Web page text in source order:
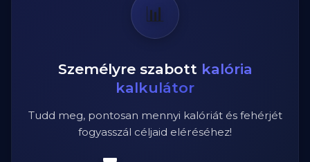
📊
Személyre szabott kalória
kalkulátor
Tudd meg, pontosan mennyi kalóriát és fehérjét
fogyasszál céljaid eléréséhez!